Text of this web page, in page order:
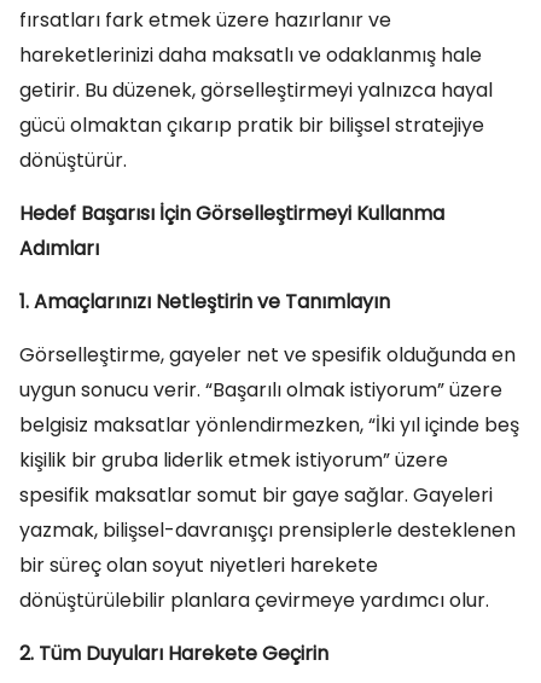
fırsatları fark etmek üzere hazırlanır ve
hareketlerinizi daha maksatlı ve odaklanmış hale
getirir. Bu düzenek, görselleştirmeyi yalnızca hayal
gücü olmaktan çıkarıp pratik bir bilişsel stratejiye
dönüştürür.
Hedef Başarısı İçin Görselleştirmeyi Kullanma
Adımları
1. Amaçlarınızı Netleştirin ve Tanımlayın
Görselleştirme, gayeler net ve spesifik olduğunda en
uygun sonucu verir. “Başarılı olmak istiyorum” üzere
belgisiz maksatlar yönlendirmezken, “İki yıl içinde beş
kişilik bir gruba liderlik etmek istiyorum” üzere
spesifik maksatlar somut bir gaye sağlar. Gayeleri
yazmak, bilişsel-davranışçı prensiplerle desteklenen
bir süreç olan soyut niyetleri harekete
dönüştürülebilir planlara çevirmeye yardımcı olur.
2. Tüm Duyuları Harekete Geçirin